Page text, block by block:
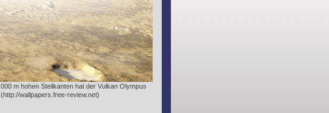
m hohen Steilkanten hat der Vulkan Olympus
wallpapers.free-review.net)